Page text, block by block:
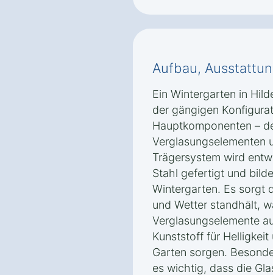
Aufbau,
Ein Wintergarten in
der gängigen
Hauptkomponenten –
Verglasungselementen
Trägersystem wird
Stahl gefertigt und
Wintergarten. Es sorgt
und Wetter standhält,
Verglasungselemente
Kunststoff für Helligkeit
Garten sorgen.
es wichtig, dass die